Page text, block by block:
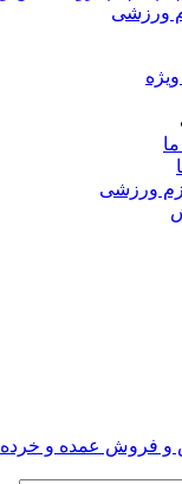
ورزشی
ورزشی